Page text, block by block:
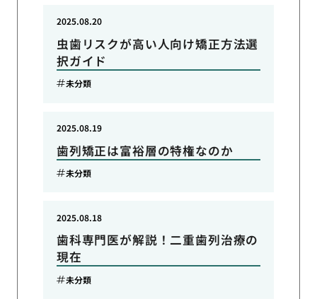
虫歯リスクが高い人向け矯正方法選
択ガイド
2025.08.20
未分類
歯列矯正は富裕層の特権なのか
2025.08.19
未分類
歯科専門医が解説！二重歯列治療の
現在
2025.08.18
未分類